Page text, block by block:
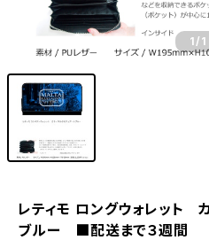
1 /1
レティモ ロングウォレット
ブルー ■配送まで３週間